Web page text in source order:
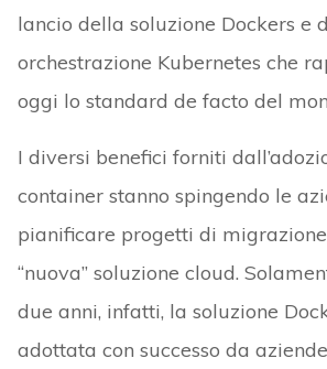
lancio della soluzione Dockers e
orchestrazione Kubernetes che
oggi lo standard de facto del
I diversi benefici forniti
container stanno spingendo le
pianificare progetti di
“nuova” soluzione cloud.
due anni, infatti, la soluzione
adottata con successo da